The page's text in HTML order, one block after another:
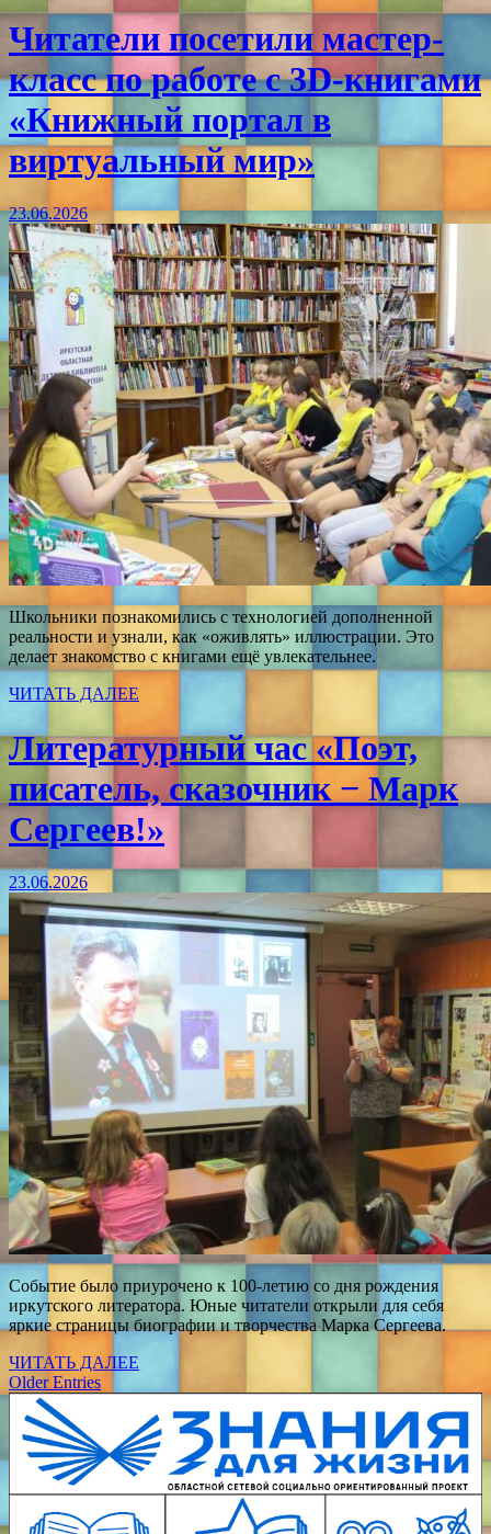
Читатели посетили мастер-
класс по работе с 3D-книгами
«Книжный портал в
виртуальный мир»
23.06.2026
Школьники познакомились с технологией дополненной
реальности и узнали, как «оживлять» иллюстрации. Это
делает знакомство с книгами ещё увлекательнее.
ЧИТАТЬ ДАЛЕЕ
Литературный час «Поэт,
писатель, сказочник − Марк
Сергеев!»
23.06.2026
Событие было приурочено к 100-летию со дня рождения
иркутского литератора. Юные читатели открыли для себя
яркие страницы биографии и творчества Марка Сергеева.
ЧИТАТЬ ДАЛЕЕ
Older Entries